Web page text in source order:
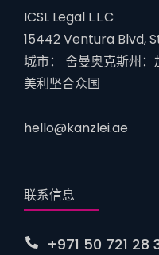
ICSL Legal L.L.C
15442 Ventura Blvd,
城市： 舍曼奥克斯州
美利坚合众国
hello@kanzlei.ae
联系信息
+971 50 721 28